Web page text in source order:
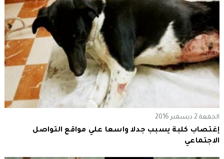
الجمعة 2 ديسمبر 2016
إغتصاب كلبة يسبب جدلا واسعا علي مواقع التواصل
الاجتماعي